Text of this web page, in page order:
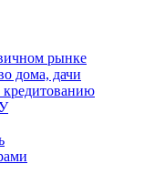
рынке
дома, дачи